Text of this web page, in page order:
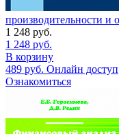
производительности и
1 248 руб.
1 248 руб.
В корзину
489 руб. Онлайн доступ
Ознакомиться